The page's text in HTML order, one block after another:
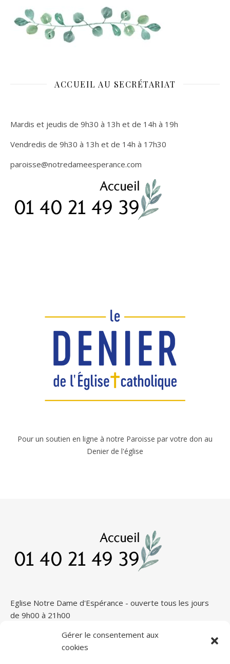
Gérer le consentement aux
cookies
ACCUEIL AU SECRÉTARIAT
Mardis et jeudis de 9h30 à 13h et de 14h à 19h
Vendredis de 9h30 à 13h et de 14h à 17h30
paroisse@notredameesperance.com
Pour un soutien en ligne à notre Paroisse par votre don au
Denier de l'église
Eglise Notre Dame d'Espérance - ouverte tous les jours
de 9h00 à 21h00